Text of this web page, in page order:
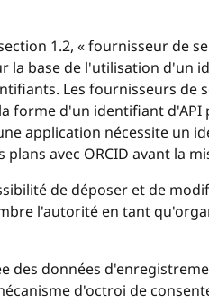
1.2, « fournisseur de
base de l'utilisation d'un
Les fournisseurs de
forme d'un identifiant
application nécessite un
avec ORCID avant la
de déposer et de
l'autorité en tant
données
d'octroi de